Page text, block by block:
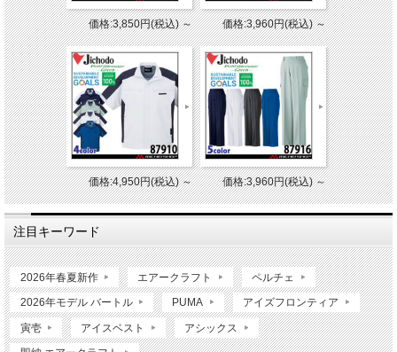
価格:3,850円(税込)～ 価格:3,960円(税込)～
価格:4,950円(税込)～ 価格:3,960円(税込)～
注目キーワード
2026年春夏新作 エアークラフト ペルチェ
2026年モデル バートル PUMA アイズフロンティア
寅壱 アイスベスト アシックス